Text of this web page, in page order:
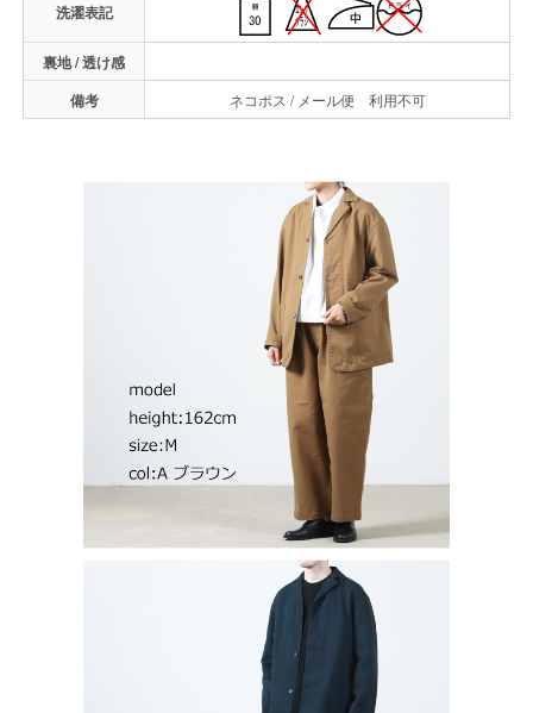
洗濯表記
裏地 / 透け感
備考
ネコポス / メール便 利用不可